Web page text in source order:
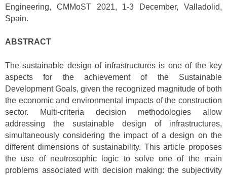
Engineering, CMMoST 2021, 1-3 December, Valladolid,
Spain.
ABSTRACT
The sustainable design of infrastructures is one of the key
aspects for the achievement of the Sustainable
Development Goals, given the recognized magnitude of both
the economic and environmental impacts of the construction
sector. Multi-criteria decision methodologies allow
addressing the sustainable design of infrastructures,
simultaneously considering the impact of a design on the
different dimensions of sustainability. This article proposes
the use of neutrosophic logic to solve one of the main
problems associated with decision making: the subjectivity